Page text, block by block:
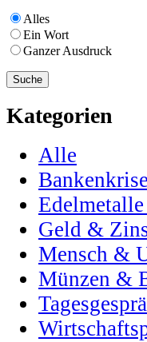
Alles
Ein Wort
Ganzer Ausdruck
Kategorien
Alle
Bankenkrise
Geld &
Mensch &
Münzen &